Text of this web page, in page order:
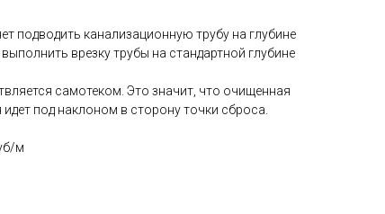
подводить канализационную трубу на глубине
врезку трубы на стандартной глубине
самотеком. Это значит, что очищенная
идет под наклоном в сторону точки сброса.
м